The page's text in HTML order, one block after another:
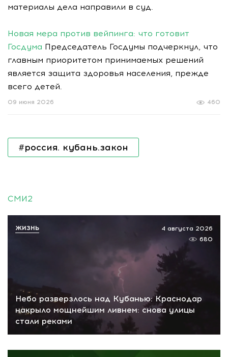
материалы дела направили в суд.
Новая мера против вейпинга: что готовит
Госдума Председатель Госдумы подчеркнул, что
главным приоритетом принимаемых решений
является защита здоровья населения, прежде
всего детей.
460
09 июня 2026
#россия. кубань.закон
СМИ2
Небо разверзлось над Кубанью: Краснодар
накрыло мощнейшим ливнем: снова улицы
стали реками
4 августа 2026
680
ЖИЗНЬ